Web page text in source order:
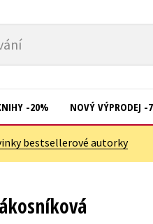
-20% NOVÝ VÝPRODEJ -
bestsellerové autorky